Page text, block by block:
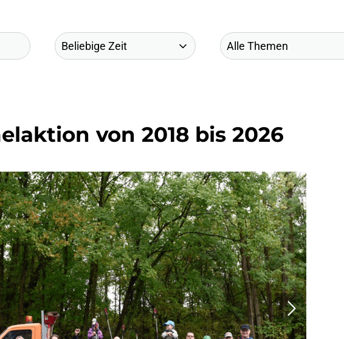
von 2018 bis 2026
leicht:
Mitglieder-Online-
Service
Alles rund um
deine Mitgliedschaft!
Nutze unser Online-Service-
Portal:
Zum Online-Portal